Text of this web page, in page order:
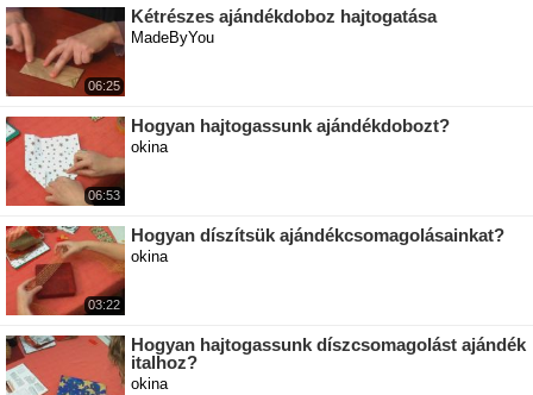
06:25
Kétrészes ajándékdoboz hajtogatása
MadeByYou
06:53
Hogyan hajtogassunk ajándékdobozt?
okina
03:22
Hogyan díszítsük ajándékcsomagolásainkat?
okina
Hogyan hajtogassunk díszcsomagolást ajándék
italhoz?
okina